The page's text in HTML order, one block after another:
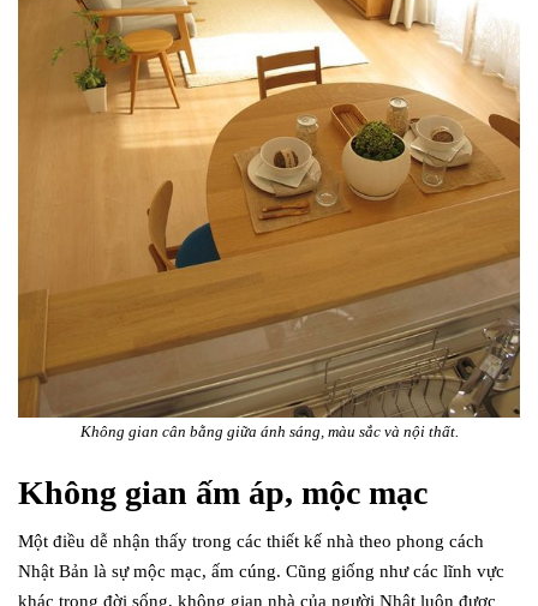
Không gian cân bằng giữa ánh sáng, màu sắc và nội thất.
Không gian ấm áp, mộc mạc
Một điều dễ nhận thấy trong các thiết kế nhà theo phong cách
Nhật Bản là sự mộc mạc, ấm cúng. Cũng giống như các lĩnh vực
khác trong đời sống, không gian nhà của người Nhật luôn được